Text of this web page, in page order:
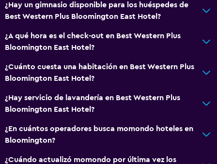
¿Hay un gimnasio disponible para los huéspedes de
Best Western Plus Bloomington East Hotel?
¿A qué hora es el check-out en Best Western Plus
Bloomington East Hotel?
¿Cuánto cuesta una habitación en Best Western Plus
Bloomington East Hotel?
¿Hay servicio de lavandería en Best Western Plus
Bloomington East Hotel?
¿En cuántos operadores busca momondo hoteles en
Bloomington?
¿Cuándo actualizó momondo por última vez los